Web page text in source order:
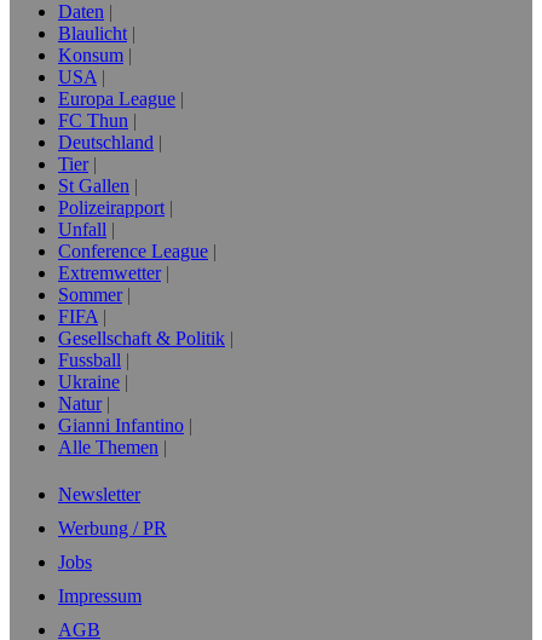
Daten
Blaulicht
Konsum
USA
Europa League
FC Thun
Deutschland
Tier
St Gallen
Polizeirapport
Unfall
Conference League
Extremwetter
Sommer
FIFA
Gesellschaft & Politik
Fussball
Ukraine
Natur
Gianni Infantino
Alle Themen
Newsletter
Werbung / PR
Jobs
Impressum
AGB